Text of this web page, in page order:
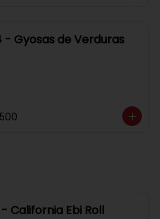
- Gyosas de Verduras
- California Ebi Roll